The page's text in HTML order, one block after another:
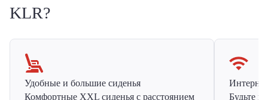
KLR?
Удобные и большие сиденья
Комфортные XXL сиденья с расстоянием
Будьте